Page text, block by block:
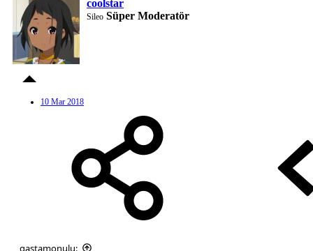
coolstar
Sileo Süper Moderatör
10 Mar 2018
gastamonulu: